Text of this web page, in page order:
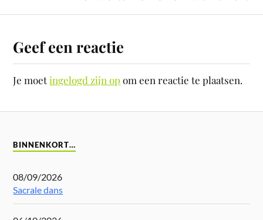
Geef een reactie
Je moetingelogd zijn op om een reactie te plaatsen.
BINNENKORT…
08/09/2026
Sacrale dans